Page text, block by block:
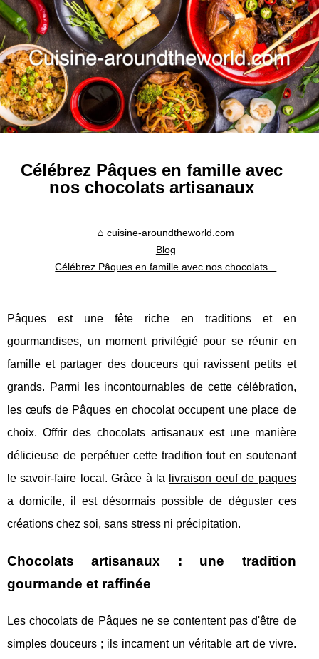
Célébrez Pâques en famille avec
nos chocolats artisanaux
cuisine-aroundtheworld.com
Blog
Célébrez Pâques en famille avec nos chocolats...
Pâques est une fête riche en traditions et en
gourmandises, un moment privilégié pour se réunir en
famille et partager des douceurs qui ravissent petits et
grands. Parmi les incontournables de cette célébration,
les œufs de Pâques en chocolat occupent une place de
choix. Offrir des chocolats artisanaux est une manière
délicieuse de perpétuer cette tradition tout en soutenant
le savoir-faire local. Grâce à la
livraison oeuf de paques
a domicile, il est désormais possible de déguster ces
créations chez soi, sans stress ni précipitation.
Chocolats artisanaux : une tradition
gourmande et raffinée
Les chocolats de Pâques ne se contentent pas d'être de
simples douceurs ; ils incarnent un véritable art de vivre.